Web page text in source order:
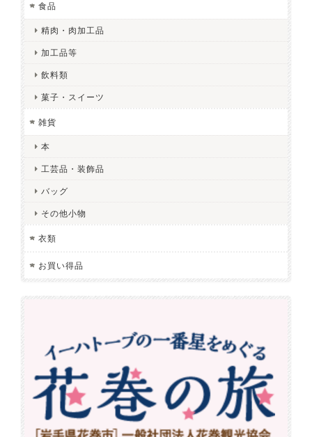
食品
精肉・肉加工品
加工品等
飲料類
菓子・スイーツ
雑貨
本
工芸品・装飾品
バッグ
その他小物
衣類
お買い得品